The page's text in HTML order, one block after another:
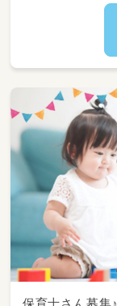
・法
・系
保育士さん募集